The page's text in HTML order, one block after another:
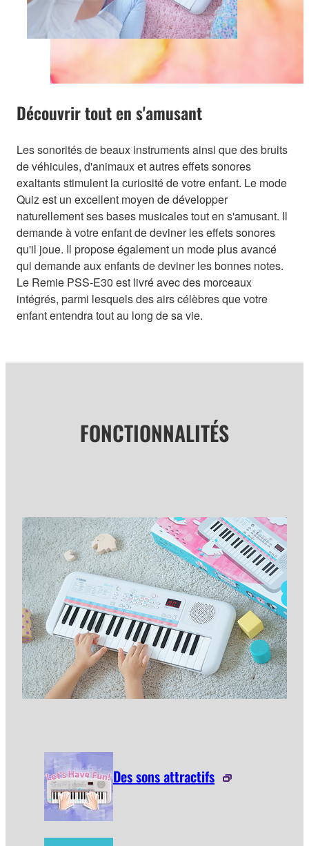
Découvrir tout en s'amusant
Les sonorités de beaux instruments ainsi que des bruits
de véhicules, d'animaux et autres effets sonores
exaltants stimulent la curiosité de votre enfant. Le mode
Quiz est un excellent moyen de développer
naturellement ses bases musicales tout en s'amusant. Il
demande à votre enfant de deviner les effets sonores
qu'il joue. Il propose également un mode plus avancé
qui demande aux enfants de deviner les bonnes notes.
Le Remie PSS-E30 est livré avec des morceaux
intégrés, parmi lesquels des airs célèbres que votre
enfant entendra tout au long de sa vie.
FONCTIONNALITÉS
Des sons attractifs